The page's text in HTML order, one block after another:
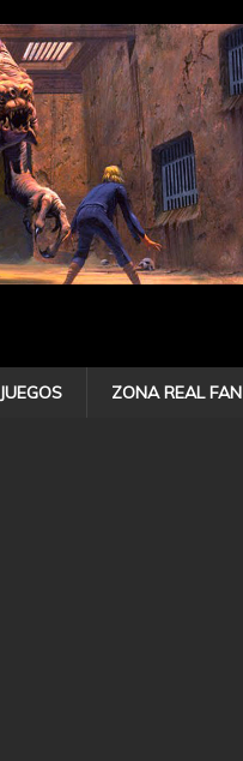
JUEGOS ZONA REAL FAN